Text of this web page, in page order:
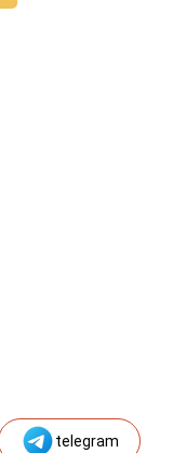
telegram